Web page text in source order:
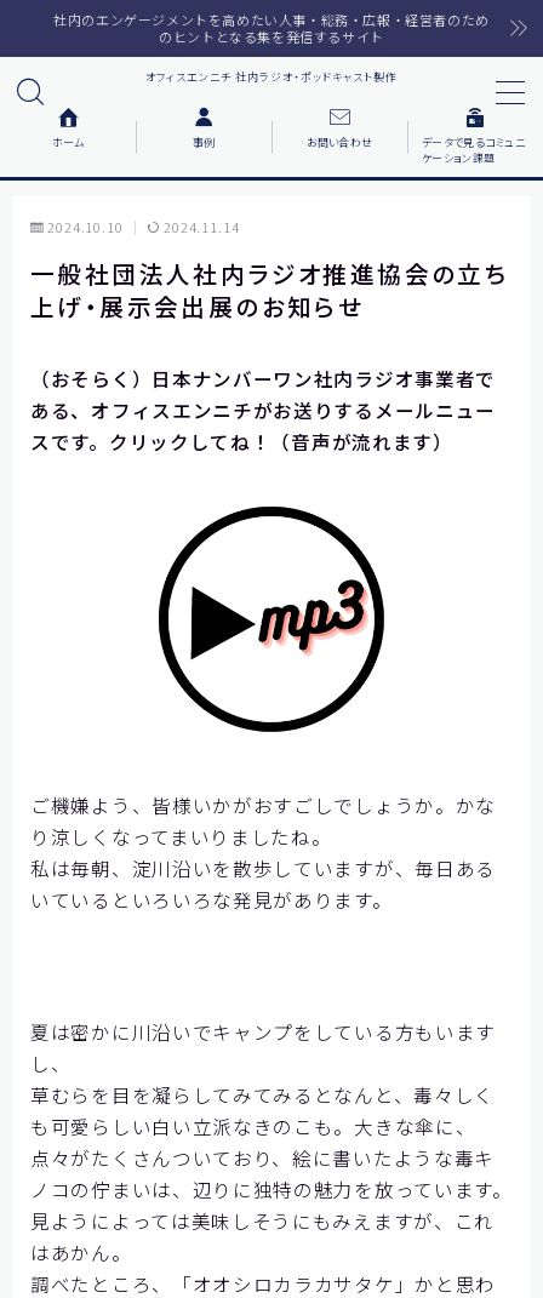
社内のエンゲージメントを高めたい人事・総務・広報・経営者のため
のヒントとなる集を発信するサイト
オフィスエンニチ 社内ラジオ・ポッドキャスト製作
MENU
ラジオメルマガ
サービス一覧
番組で紹介した音楽
事例について知りたい
お客様の声をまとめました
【神戸製鋼所様】
【住友ゴム工業様①】
【住友ゴム工業様②】
大阪ガスビジネスクリエイト様
コミュニケーションの課題をデータで見る
メディア掲載
よくあるご質問
お問い合わせ
ホーム 事例 お問い合わせ
データで見るコミュニ
ケーション課題
2024.10.10 2024.11.14
一般社団法人社内ラジオ推進協会の立ち
上げ・展示会出展のお知らせ
（おそらく）日本ナンバーワン社内ラジオ事業者で
ある、オフィスエンニチがお送りするメールニュー
スです。 クリックしてね！（音声が流れます）
ご機嫌よう、皆様いかがおすごしでしょうか。かな
り涼しくなってまいりましたね。
私は毎朝、淀川沿いを散歩していますが、毎日ある
いているといろいろな発見があります。
夏は密かに川沿いでキャンプをしている方もいます
し、
草むらを目を凝らしてみてみるとなんと、毒々しく
も可愛らしい白い立派なきのこも。大きな傘に、
点々がたくさんついており、絵に書いたような毒キ
ノコの佇まいは、辺りに独特の魅力を放っています。
見ようによっては美味しそうにもみえますが、これ
はあかん。
調べたところ、「オオシロカラカサタケ」かと思わ